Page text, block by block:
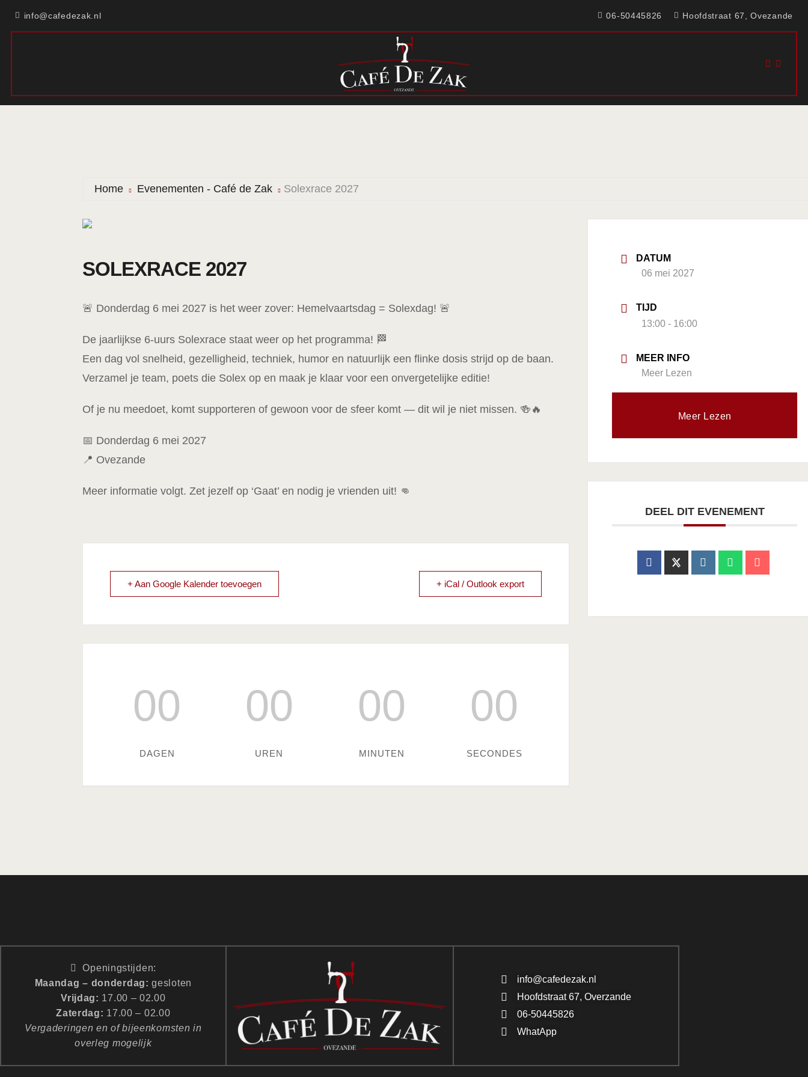
info@cafedezak.nl 06-50445826 Hoofdstraat 67, Ovezande
LAATSTE NIEUWS
Home Evenementen - Café de Zak Solexrace 2027
SOLEXRACE 2027
🚨 Donderdag 6 mei 2027 is het weer zover: Hemelvaartsdag = Solexdag! 🚨
De jaarlijkse 6-uurs Solexrace staat weer op het programma! 🏁
Een dag vol snelheid, gezelligheid, techniek, humor en natuurlijk een flinke dosis strijd op de baan.
Verzamel je team, poets die Solex op en maak je klaar voor een onvergetelijke editie!
Of je nu meedoet, komt supporteren of gewoon voor de sfeer komt — dit wil je niet missen. 🍻🔥
📅 Donderdag 6 mei 2027
📍 Ovezande
Meer informatie volgt. Zet jezelf op ‘Gaat’ en nodig je vrienden uit! 👊
+ Aan Google Kalender toevoegen + iCal / Outlook export
00
DAGEN
00
UREN
00
MINUTEN
00
SECONDES
DATUM
06 mei 2027
TIJD
13:00 - 16:00
MEER INFO
Meer Lezen
Meer Lezen
DEEL DIT EVENEMENT
Openingstijden:
Maandag – donderdag: gesloten
Vrijdag: 17.00 – 02.00
Zaterdag: 17.00 – 02.00
Vergaderingen en of bijeenkomsten in
overleg mogelijk
info@cafedezak.nl
Hoofdstraat 67, Overzande
06-50445826
WhatApp